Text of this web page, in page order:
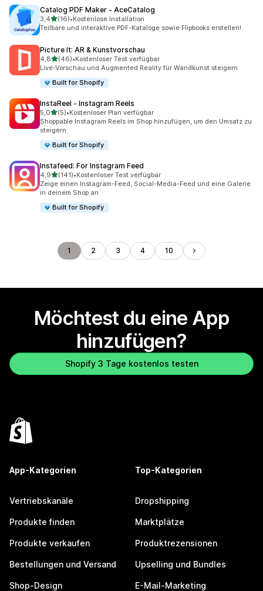
Catalog PDF Maker ‑ AceCatalog
3,4von 5 Sternen
(16)
16 Rezensionen insgesamt
•Kostenlose Installation
Teilbare und interaktive PDF-Kataloge sowie Flipbooks erstellen!
Picture It: AR & Kunstvorschau
4,8von 5 Sternen
(46)
46 Rezensionen insgesamt
•Kostenloser Test verfügbar
Live-Vorschau und Augmented Reality für Wandkunst steigern
Built for Shopify
InstaReel ‑ Instagram Reels
5,0von 5 Sternen
(5)
5 Rezensionen insgesamt
•Kostenloser Plan verfügbar
Shoppable Instagram Reels im Shop hinzufügen, um den Umsatz zu
steigern
Built for Shopify
Instafeed: For Instagram Feed
4,9von 5 Sternen
(141)
141 Rezensionen insgesamt
•Kostenloser Test verfügbar
Zeige einen Instagram-Feed, Social-Media-Feed und eine Galerie
in deinem Shop an
Built for Shopify
1 2 3 4 10
Möchtest du eine App
hinzufügen?
Shopify 3 Tage kostenlos testen
App-Kategorien
Vertriebskanäle
Produkte finden
Produkte verkaufen
Bestellungen und Versand
Shop-Design
Top-Kategorien
Dropshipping
Marktplätze
Produktrezensionen
Upselling und Bundles
E-Mail-Marketing